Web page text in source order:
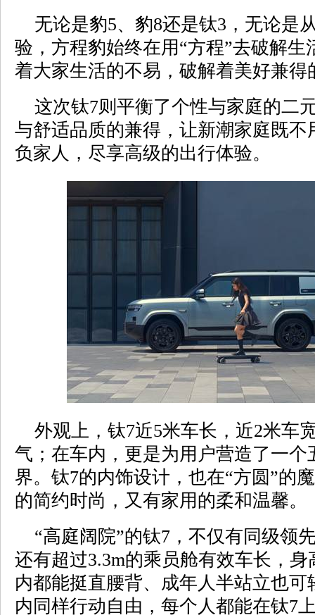
无论是豹5、豹8还是钛3，无论是
验，方程豹始终在用“方程”去破解生
着大家生活的不易，破解着美好兼得
这次钛7则平衡了个性与家庭的二
与舒适品质的兼得，让新潮家庭既
负家人，尽享高级的出行体验。
外观上，钛7近5米车长，近2米车
气；在车内，更是为用户营造了一
界。钛7的内饰设计，也在“方圆”的
的简约时尚，又有家用的柔和温馨。
“高庭阔院”的钛7，不仅有同级领
还有超过3.3m的乘员舱有效车长，
内都能挺直腰背、成年人半站立也
内同样行动自由，每个人都能在钛7